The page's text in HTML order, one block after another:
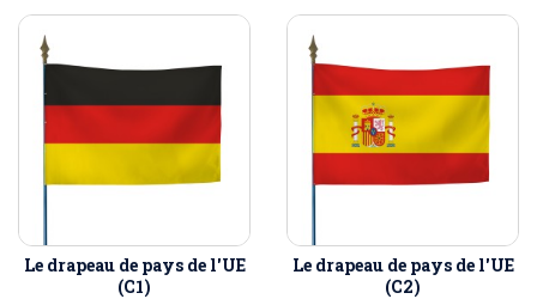
Le drapeau de pays de l'UE
(C1)
Le drapeau de pays de l'UE
(C2)